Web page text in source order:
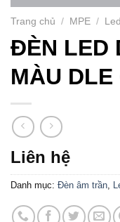
Trang chủ / MPE /
ĐÈN LED
MÀU DLE
Liên hệ
Danh mục: Đèn âm trần,